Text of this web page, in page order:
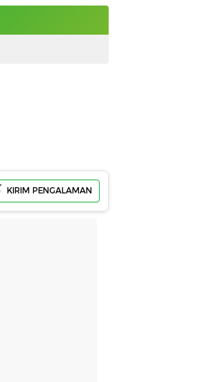
KIRIM PENGALAMAN